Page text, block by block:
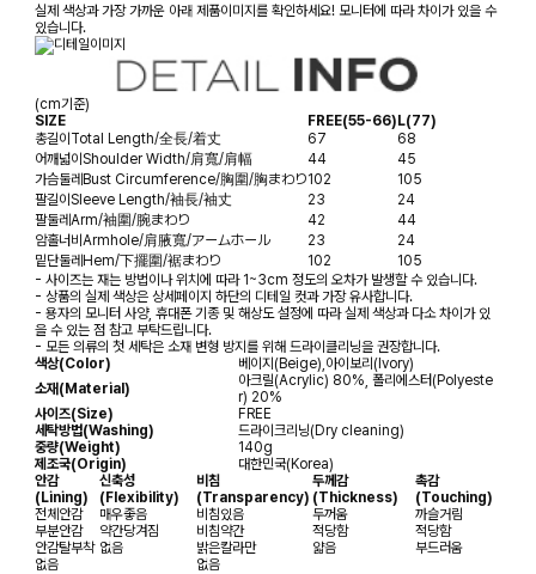
실제 색상과 가장 가까운 아래 제품이미지를 확인하세요! 모니터에 따라 차이가 있을 수
있습니다.
(cm기준)
SIZE
FREE(55-66)L(77)
총길이Total Length/全長/着丈 67
68
어깨넓이Shoulder Width/肩寬/肩幅 44
45
가슴둘레Bust Circumference/胸圍/胸まわり102
105
팔길이Sleeve Length/袖長/袖丈 23
24
팔둘레Arm/袖圍/腕まわり 42
44
암홀너비Armhole/肩腋寬/アームホール 23
24
밑단둘레Hem/下擺圍/裾まわり 102
105
- 사이즈는 재는 방법이나 위치에 따라 1~3cm 정도의 오차가 발생할 수 있습니다.
- 상품의 실제 색상은 상세페이지 하단의 디테일 컷과 가장 유사합니다.
- 용자의 모니터 사양, 휴대폰 기종 및 해상도 설정에 따라 실제 색상과 다소 차이가 있
을 수 있는 점 참고 부탁드립니다.
- 모든 의류의 첫 세탁은 소재 변형 방지를 위해 드라이클리닝을 권장합니다.
색상(Color)
베이지(Beige),아이보리(Ivory)
소재(Material)
아크릴(Acrylic) 80%, 폴리에스터(Polyeste
r) 20%
사이즈(Size)
FREE
세탁방법(Washing)
드라이크리닝(Dry cleaning)
중량(Weight)
140g
제조국(Origin)
대한민국(Korea)
안감
(Lining)
신축성
(Flexibility)
비침
(Transparency)
두께감
(Thickness)
촉감
(Touching)
전체안감
매우좋음 비침있음 두꺼움
까슬거림
부분안감
약간당겨짐 비침약간 적당함
적당함
안감탈부착 없음 밝은칼라만 얇음
부드러움
없음
없음